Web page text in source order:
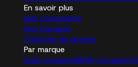
En savoir plus
Hub concession
Nos marques
L'histoire du groupe
Par marque
Audi occasionBMW occasion